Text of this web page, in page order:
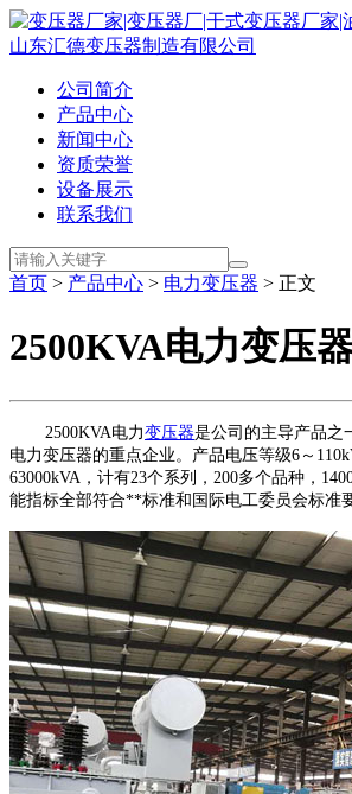
公司简介
产品中心
新闻中心
资质荣誉
设备展示
联系我们
首页 > 产品中心 > 电力变压器 > 正文
2500KVA电力变压
2500KVA电力变压器是公司的主导产品之
电力变压器的重点企业。产品电压等级6～
63000kVA，计有23个系列，200多个品种，
能指标全部符合**标准和国际电工委员会标准